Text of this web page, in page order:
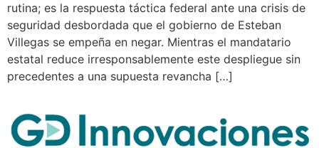
rutina; es la respuesta táctica federal ante una crisis de
seguridad desbordada que el gobierno de Esteban
Villegas se empeña en negar. Mientras el mandatario
estatal reduce irresponsablemente este despliegue sin
precedentes a una supuesta revancha […]